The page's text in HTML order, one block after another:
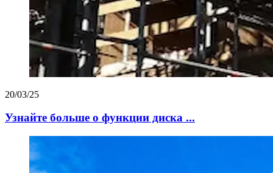
20/03/25
Узнайте больше о функции диска ...